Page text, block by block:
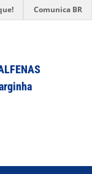
Comunica BR